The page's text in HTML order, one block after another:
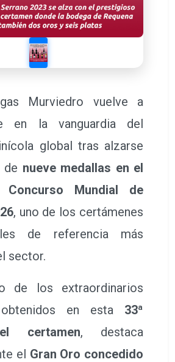
Murviedro vuelve a
en la vanguardia del
global tras alzarse
de nueve medallas en el
Concurso Mundial de
, uno de los certámenes
de referencia más
sector.
los extraordinarios
obtenidos en esta 33ª
certamen, destaca
el Gran Oro concedido